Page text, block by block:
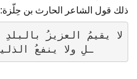
ذلك قول الشاعر الحارث بن حِلّزة:
     ـلِ ولا ينفعُ الذليلُ النّجاءُ